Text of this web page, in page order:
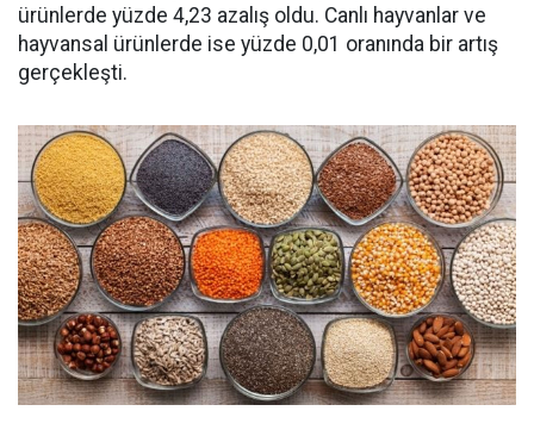
ürünlerde yüzde 4,23 azalış oldu. Canlı hayvanlar ve
hayvansal ürünlerde ise yüzde 0,01 oranında bir artış
gerçekleşti.